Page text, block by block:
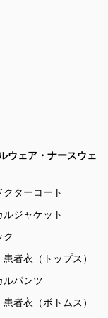
ウェア・ナースウェ
クターコート
ルジャケット
ク
者衣（トップス）
ルパンツ
者衣（ボトムス）